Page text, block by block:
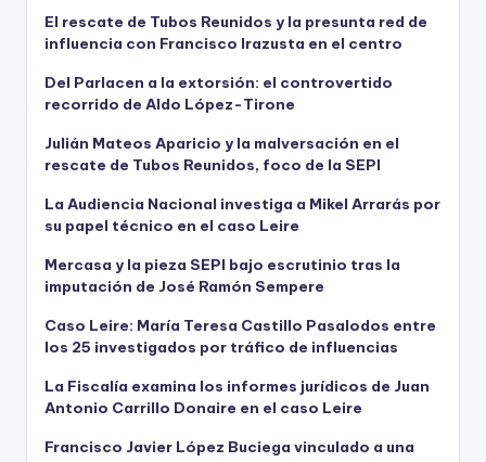
El rescate de Tubos Reunidos y la presunta red de
influencia con Francisco Irazusta en el centro
Del Parlacen a la extorsión: el controvertido
recorrido de Aldo López-Tirone
Julián Mateos Aparicio y la malversación en el
rescate de Tubos Reunidos, foco de la SEPI
La Audiencia Nacional investiga a Mikel Arrarás por
su papel técnico en el caso Leire
Mercasa y la pieza SEPI bajo escrutinio tras la
imputación de José Ramón Sempere
Caso Leire: María Teresa Castillo Pasalodos entre
los 25 investigados por tráfico de influencias
La Fiscalía examina los informes jurídicos de Juan
Antonio Carrillo Donaire en el caso Leire
Francisco Javier López Buciega vinculado a una